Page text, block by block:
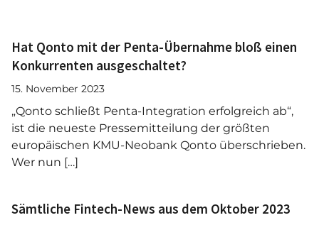
Hat Qonto mit der Penta-Übernahme bloß einen
Konkurrenten ausgeschaltet?
15. November 2023
„Qonto schließt Penta-Integration erfolgreich ab“,
ist die neueste Pressemitteilung der größten
europäischen KMU-Neobank Qonto überschrieben.
Wer nun […]
Sämtliche Fintech-News aus dem Oktober 2023